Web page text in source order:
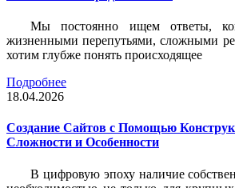
Мы постоянно ищем ответы,
жизненными перепутьями, сложными
хотим глубже понять происходящее
Подробнее
18.04.2026
Создание Сайтов с Помощью
Сложности и Особенности
В цифровую эпоху наличие